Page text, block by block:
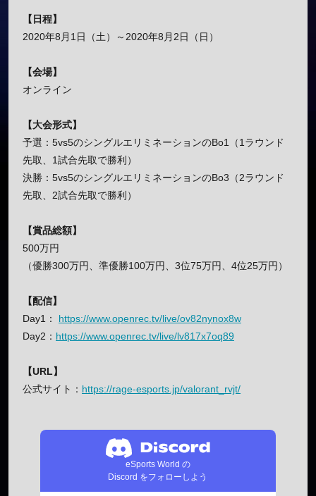
【日程】
2020年8月1日（土）～2020年8月2日（日）
【会場】
オンライン
【大会形式】
予選：5vs5のシングルエリミネーションのBo1（1ラウンド
先取、1試合先取で勝利）
決勝：5vs5のシングルエリミネーションのBo3（2ラウンド
先取、2試合先取で勝利）
【賞品総額】
500万円
（優勝300万円、準優勝100万円、3位75万円、4位25万円）
【配信】
Day1： https://www.openrec.tv/live/ov82nynox8w
Day2： https://www.openrec.tv/live/lv817x7oq89
【URL】
公式サイト： https://rage-esports.jp/valorant_rvjt/
eSports World の
Discord をフォローしよう